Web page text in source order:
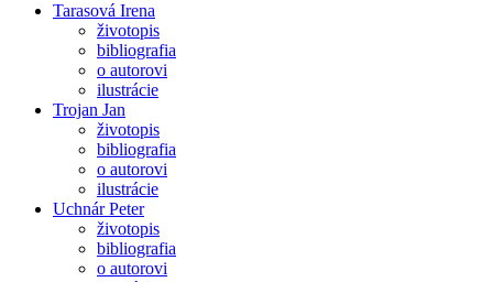
Tarasová Irena
životopis
bibliografia
o autorovi
ilustrácie
Trojan Jan
životopis
bibliografia
o autorovi
ilustrácie
Uchnár Peter
životopis
bibliografia
o autorovi